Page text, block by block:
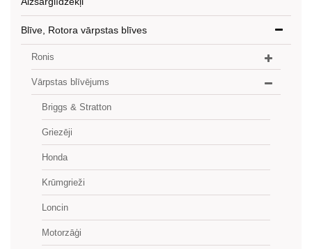
Blīve, Rotora vārpstas blīves
Ronis
Vārpstas blīvējums
Briggs & Stratton
Griezēji
Honda
Krūmgrieži
Loncin
Motorzāģi